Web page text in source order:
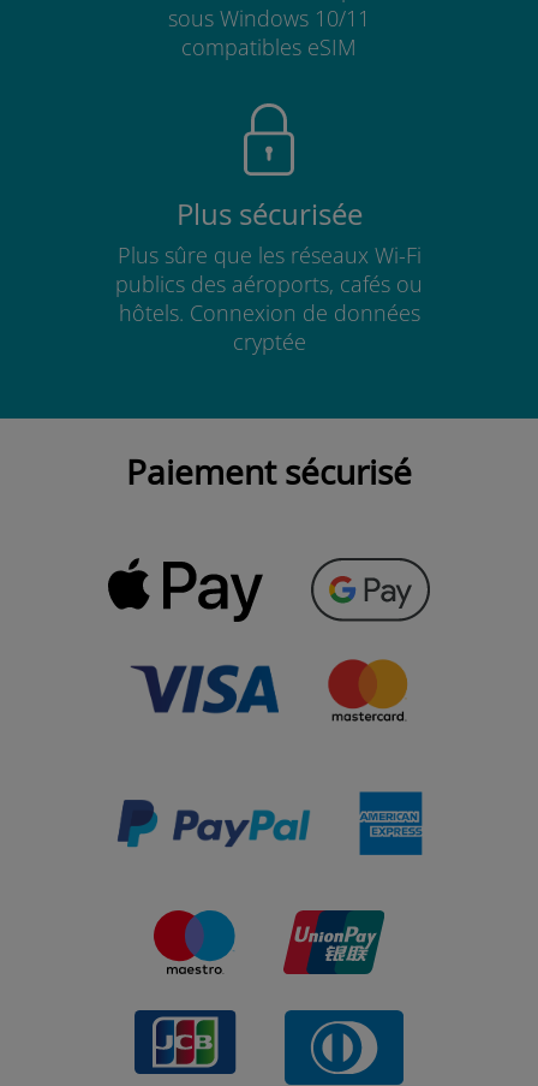
sous Windows 10/11
compatibles eSIM
Plus sécurisée
Plus sûre que les réseaux Wi-Fi
publics des aéroports, cafés ou
hôtels. Connexion de données
cryptée
Paiement sécurisé